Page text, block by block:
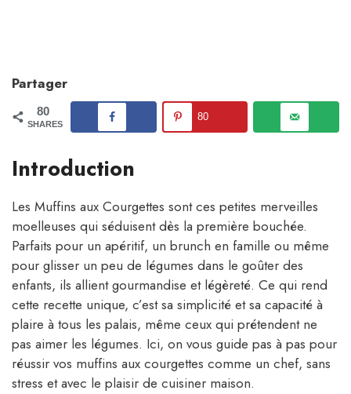
Partager
80
SHARES
80
Introduction
Les Muffins aux Courgettes sont ces petites merveilles
moelleuses qui séduisent dès la première bouchée.
Parfaits pour un apéritif, un brunch en famille ou même
pour glisser un peu de légumes dans le goûter des
enfants, ils allient gourmandise et légèreté. Ce qui rend
cette recette unique, c’est sa simplicité et sa capacité à
plaire à tous les palais, même ceux qui prétendent ne
pas aimer les légumes. Ici, on vous guide pas à pas pour
réussir vos muffins aux courgettes comme un chef, sans
stress et avec le plaisir de cuisiner maison.